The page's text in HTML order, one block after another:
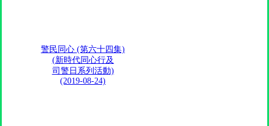
警民同心 (第六十四集)
(新時代同心行及
司警日系列活動)
(2019-08-24)